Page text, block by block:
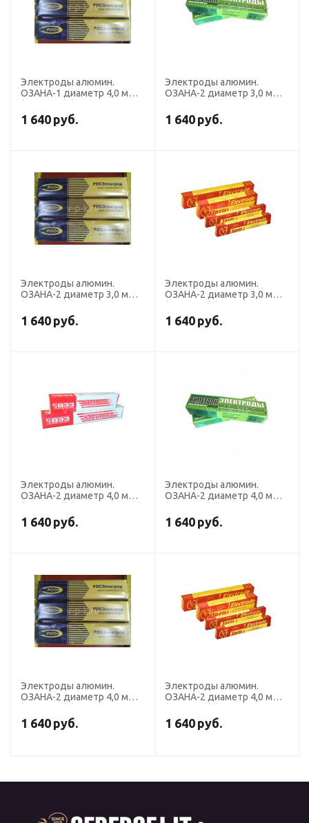
Электроды алюмин.
ОЗАНА-1 диаметр 4,0 мм
Росэлектрод)
1 640 руб.
Электроды алюмин.
ОЗАНА-2 диаметр 3,0 мм
Риметалк)
1 640 руб.
Электроды алюмин.
ОЗАНА-2 диаметр 3,0 мм
Росэлектрод)
1 640 руб.
Электроды алюмин.
ОЗАНА-2 диаметр 3,0 мм
Спецэлектрод)
1 640 руб.
Электроды алюмин.
ОЗАНА-2 диаметр 4,0 мм
1 640 руб.
Электроды алюмин.
ОЗАНА-2 диаметр 4,0 мм
Риметалк)
1 640 руб.
Электроды алюмин.
ОЗАНА-2 диаметр 4,0 мм
Росэлектрод)
1 640 руб.
Электроды алюмин.
ОЗАНА-2 диаметр 4,0 мм
Спецэлектрод)
1 640 руб.